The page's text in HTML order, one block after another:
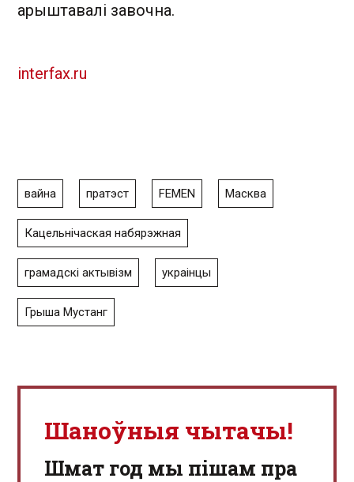
арыштавалі завочна.
interfax.ru
вайна пратэст FEMEN Масква
Кацельнічаская набярэжная
грамадскі актывізм украінцы
Грыша Мустанг
Шаноўныя чытачы!
Шмат год мы пішам пра